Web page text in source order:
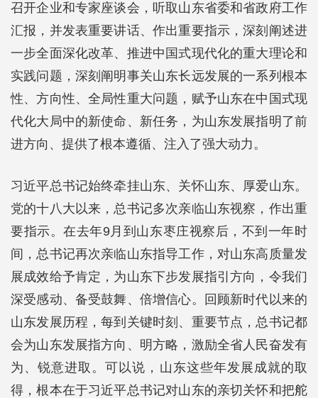
召开企业和专家座谈会，听取山东省委和省政府工作
汇报，并发表重要讲话、作出重要指示，深刻阐述进
一步全面深化改革、推进中国式现代化的重大理论和
实践问题，深刻阐明事关山东长远发展的一系列根本
性、方向性、全局性重大问题，赋予山东在中国式现
代化大局中的新使命、新任务，为山东发展指明了前
进方向、提供了根本遵循、注入了强大动力。
习近平总书记始终牵挂山东、关怀山东、厚爱山东。
党的十八大以来，总书记多次亲临山东视察，作出重
要指示。在去年9月到山东枣庄视察后，不到一年时
间，总书记再次亲临山东指导工作，对山东高质量发
展成效给予肯定，为山东下步发展指引方向，令我们
深受感动、备受鼓舞、倍增信心。回顾新时代以来的
山东发展历程，每到关键时刻、重要节点，总书记都
会为山东发展指方向、明方略，激励全省人民奋发有
为、锐意进取。可以说，山东这些年发展成就的取
得，根本在于习近平总书记对山东的亲切关怀和把舵